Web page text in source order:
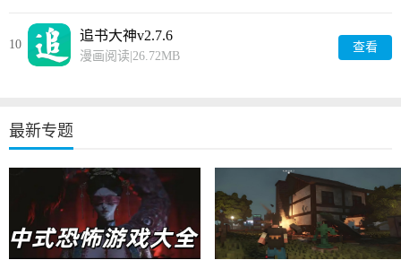
10
追书大神v2.7.6
漫画阅读 26.72MB
查看
最新专题